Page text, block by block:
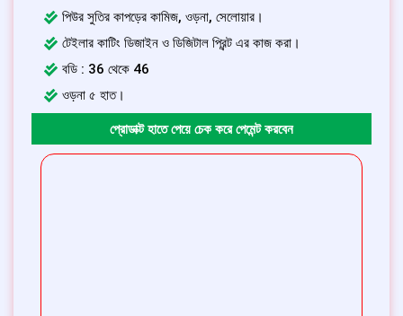
পিউর সুতির কাপড়ের কামিজ, ওড়না, সেলোয়ার।
টেইলার কাটিং ডিজাইন ও ডিজিটাল প্রিন্ট এর কাজ করা।
বডি : 36 থেকে 46
ওড়না ৫ হাত।
প্রোডাক্ট হাতে পেয়ে চেক করে পেমেন্ট করবেন